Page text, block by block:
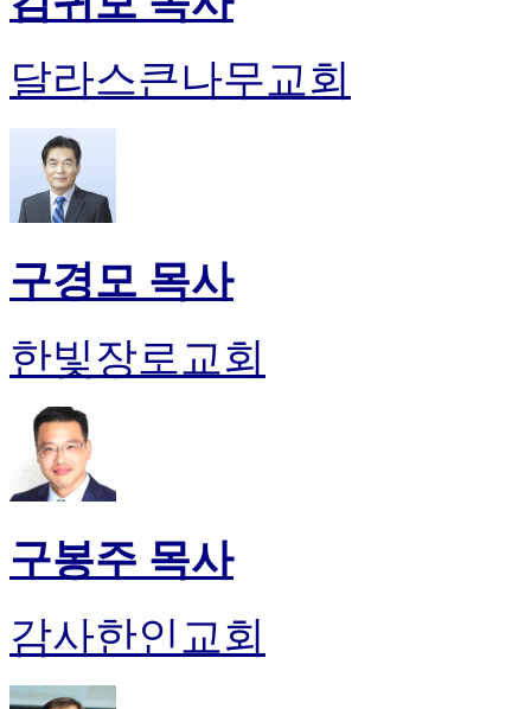
달라스큰나무교회
구경모 목사
한빛장로교회
구봉주 목사
감사한인교회